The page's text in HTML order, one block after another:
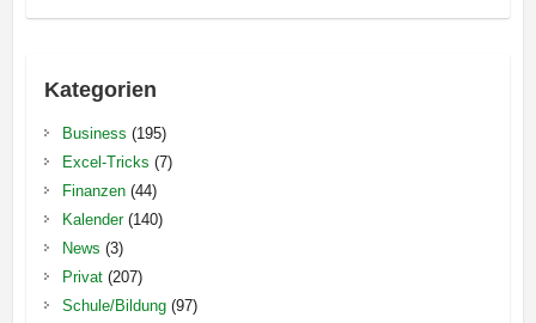
Kategorien
Business (195)
Excel-Tricks (7)
Finanzen(44)
Kalender(140)
News (3)
Privat(207)
Schule/Bildung(97)